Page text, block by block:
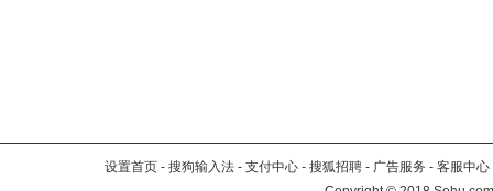
设置首页 - 搜狗输入法 - 支付中心 - 搜狐招聘 - 广告服务 - 客服中心